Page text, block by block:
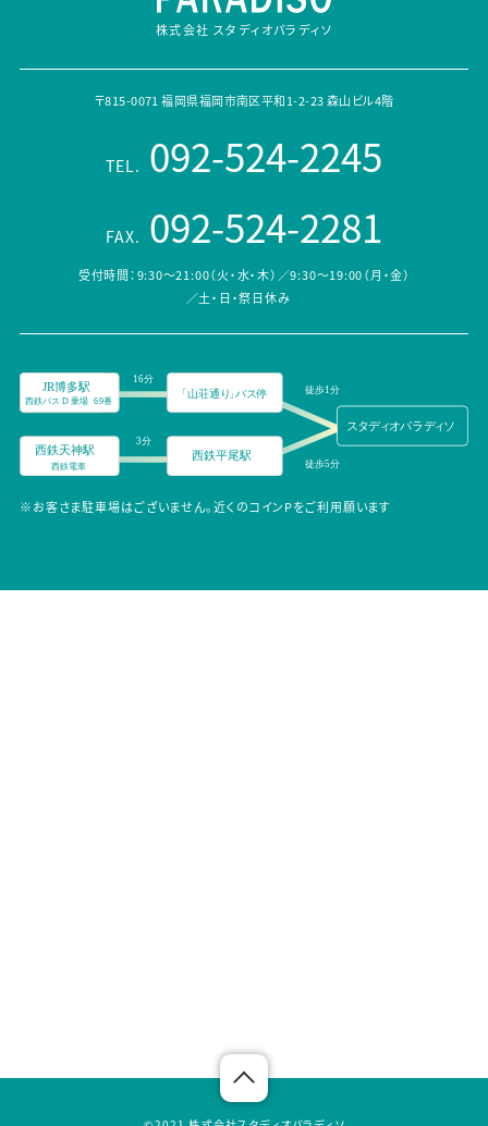
株式会社 スタディオパラディソ
〒815-0071 福岡県福岡市南区平和1-2-23 森山ビル4階
TEL. 092-524-2245
FAX. 092-524-2281
受付時間：9:30～21:00（火・水・木）／9:30～19:00（月・金）
／土・日・祭日休み
※お客さま駐車場はございません。近くのコインPをご利用願います